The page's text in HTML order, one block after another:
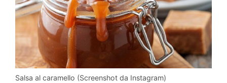
Salsa al caramello (Screenshot da Instagram)